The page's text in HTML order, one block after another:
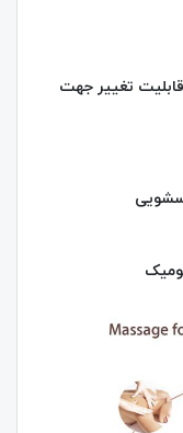
و قابلیت تغییر جهت